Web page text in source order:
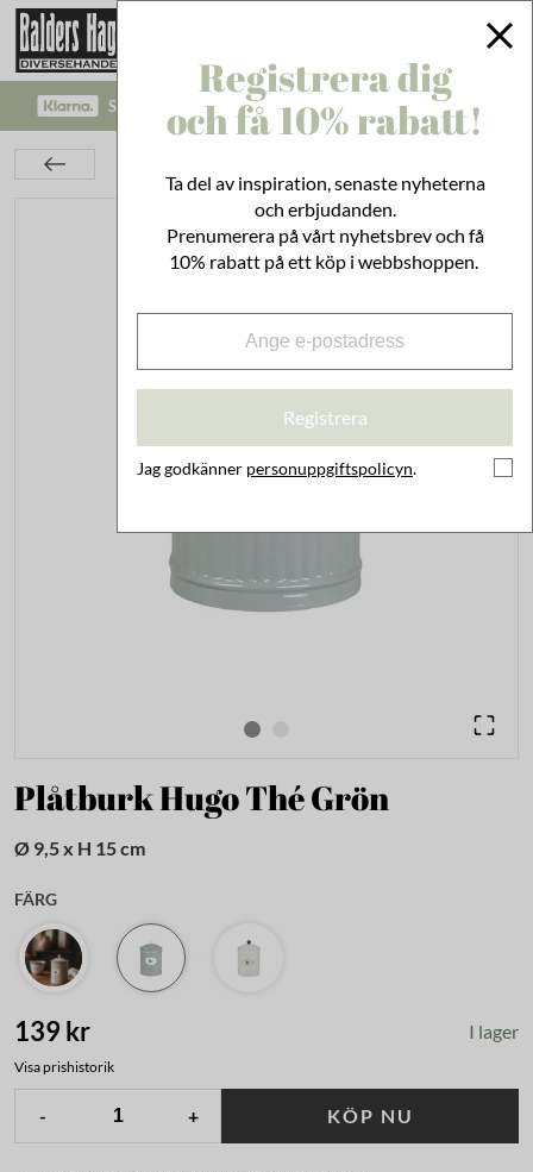
SÄKRA BETALNINGAR MED KLARNA CHECKOUT!
Plåtburk Hugo Thé Grön
Ø 9,5 x H 15 cm
FÄRG
139 kr I lager
Visa prishistorik
- + KÖP NU
Registrera dig
och få 10% rabatt!
Ta del av inspiration, senaste nyheterna
och erbjudanden.
Prenumerera på vårt nyhetsbrev och få
10% rabatt på ett köp i webbshoppen.
Registrera
Jag godkänner personuppgiftspolicyn.